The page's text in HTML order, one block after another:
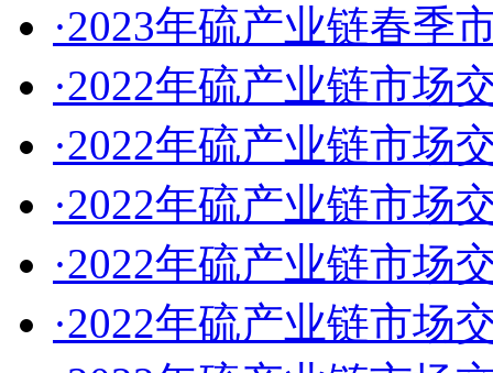
·2023年硫产业链春季
·2022年硫产业链市场
·2022年硫产业链市场
·2022年硫产业链市场
·2022年硫产业链市场
·2022年硫产业链市场